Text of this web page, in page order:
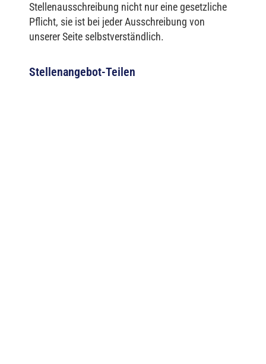
Stellenausschreibung nicht nur eine gesetzliche
Pflicht, sie ist bei jeder Ausschreibung von
unserer Seite selbstverständlich.
Stellenangebot-Teilen